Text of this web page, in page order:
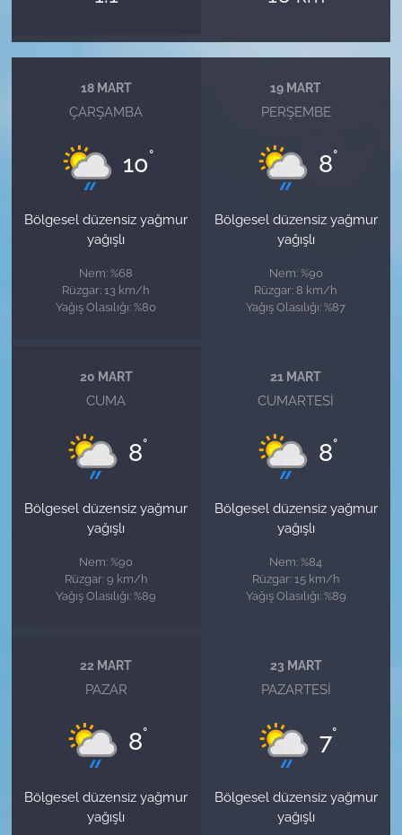
18 MART
ÇARŞAMBA
10°
Bölgesel düzensiz yağmur
yağışlı
Nem: %68
Rüzgar: 13 km/h
Yağış Olasılığı: %80
19 MART
PERŞEMBE
8°
Bölgesel düzensiz yağmur
yağışlı
Nem: %90
Rüzgar: 8 km/h
Yağış Olasılığı: %87
20 MART
CUMA
8°
Bölgesel düzensiz yağmur
yağışlı
Nem: %90
Rüzgar: 9 km/h
Yağış Olasılığı: %89
21 MART
CUMARTESI
8°
Bölgesel düzensiz yağmur
yağışlı
Nem: %84
Rüzgar: 15 km/h
Yağış Olasılığı: %89
22 MART
PAZAR
8°
Bölgesel düzensiz yağmur
yağışlı
23 MART
PAZARTESI
7°
Bölgesel düzensiz yağmur
yağışlı